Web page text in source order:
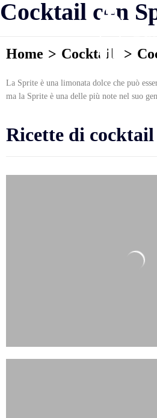
Cocktail con
Home Cocktails
La Sprite è una limonata dolce che può
ma la Sprite è una delle più note nel suo
Ricette di